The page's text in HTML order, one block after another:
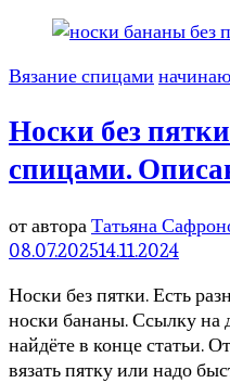
Вязание спицами
Носки без
спицами.
от автора Татьяна
08.07.202514.11.2024
Носки без пятки. Есть
носки бананы. Ссылку на
найдёте в конце статьи.
вязать пятку или надо